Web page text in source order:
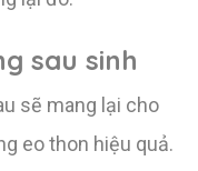
sau sinh
sẽ mang lại cho
eo thon hiệu quả.